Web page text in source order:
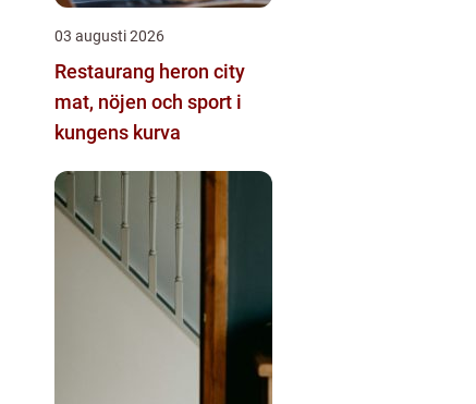
03 augusti 2026
Restaurang heron city
mat, nöjen och sport i
kungens kurva